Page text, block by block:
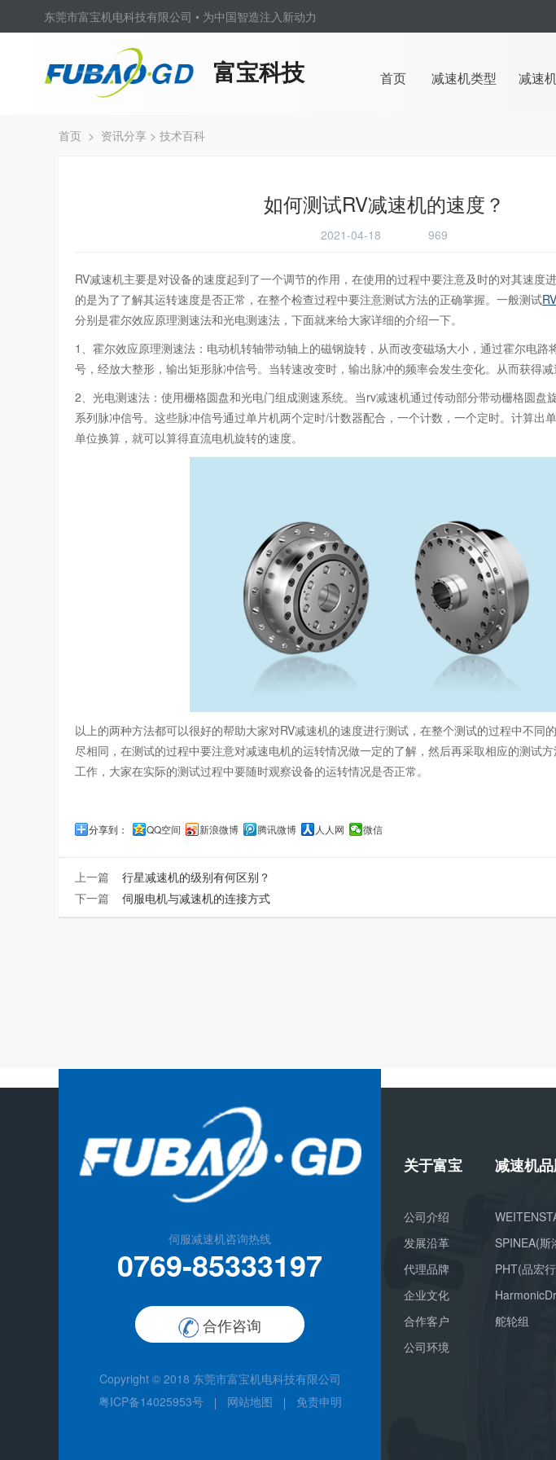
东莞市富宝机电科技有限公司 • 为中国智造注入新动力
富宝科技 首页 减速机类型 减速
首页 > 资讯分享 > 技术百科
如何测试RV减速机的速度？
2021-04-18 969
RV减速机主要是对设备的速度起到了一个调节的作用，在使用的过程中要注意及时的对其速度
的是为了了解其运转速度是否正常，在整个检查过程中要注意测试方法的正确掌握。一般测试
分别是霍尔效应原理测速法和光电测速法，下面就来给大家详细的介绍一下。
1、霍尔效应原理测速法：电动机转轴带动轴上的磁钢旋转，从而改变磁场大小，通过霍尔电路
号，经放大整形，输出矩形脉冲信号。当转速改变时，输出脉冲的频率会发生变化。从而获得减
2、光电测速法：使用栅格圆盘和光电门组成测速系统。当rv减速机通过传动部分带动栅格圆盘
系列脉冲信号。这些脉冲信号通过单片机两个定时/计数器配合，一个计数，一个定时。计算出
单位换算，就可以算得直流电机旋转的速度。
以上的两种方法都可以很好的帮助大家对RV减速机的速度进行测试，在整个测试的过程中不同
尽相同，在测试的过程中要注意对减速电机的运转情况做一定的了解，然后再采取相应的测试
工作，大家在实际的测试过程中要随时观察设备的运转情况是否正常。
分享到： QQ空间 新浪微博 腾讯微博 人人网 微信
上一篇 行星减速机的级别有何区别？
下一篇 伺服电机与减速机的连接方式
伺服减速机咨询热线
0769-85333197
合作咨询
Copyright © 2018 东莞市富宝机电科技有限公司
粤ICP备14025953号
网站地图 免责申明
关于富宝
公司介绍
发展沿革
代理品牌
企业文化
合作客户
公司环境
减速机
SPINEA(斯
PHT(品宏
舵轮组